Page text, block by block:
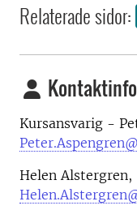
Relaterade sidor:
Kursansvarig -
Helen Alstergren,